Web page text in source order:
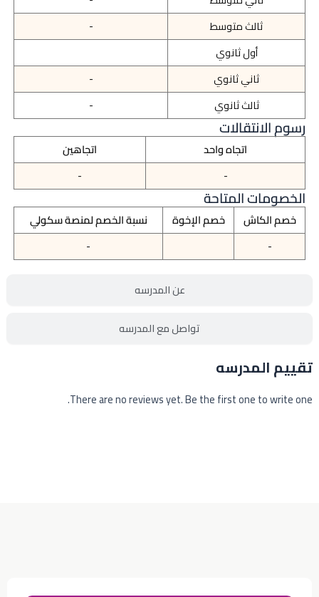
عن المدرسه
تواصل مع المدرسه
ثالث متوسط
-
أول ثانوي
ثاني ثانوي
-
ثالث ثانوي
-
رسوم الانتقالات
اتجاه واحد
اتجاهين
-
-
الخصومات المتاحة
خصم الكاش خصم الإخوة
نسبة الخصم لمنصة سكولي
-
-
تقييم المدرسه
There are no reviews yet. Be the first one to write one.